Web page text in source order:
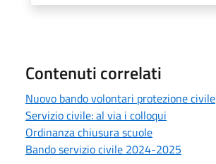
Contenuti correlati
Nuovo bando volontari protezione civile
Servizio civile: al via i colloqui
Ordinanza chiusura scuole
Bando servizio civile 2024-2025